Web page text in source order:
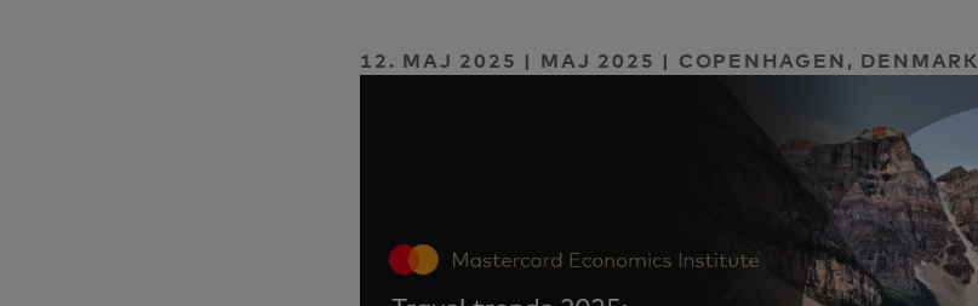
12. MAJ 2025 | MAJ 2025 | COPENHAGEN, DENMARK